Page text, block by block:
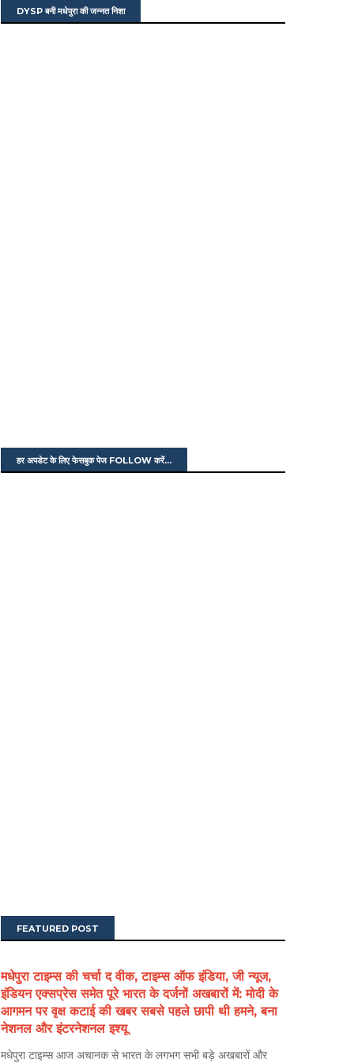
DYSP बनी मधेपुरा की जन्नत निशा
हर अपडेट के लिए फेसबुक पेज FOLLOW करें...
FEATURED POST
मधेपुरा टाइम्स की चर्चा द वीक, टाइम्स ऑफ इंडिया, जी न्यूज,
इंडियन एक्सप्रेस समेत पूरे भारत के दर्जनों अखबारों में: मोदी के
आगमन पर वृक्ष कटाई की खबर सबसे पहले छापी थी हमने, बना
नेशनल और इंटरनेशनल इश्यू
मधेपुरा टाइम्स आज अचानक से भारत के लगभग सभी बड़े अखबारों और